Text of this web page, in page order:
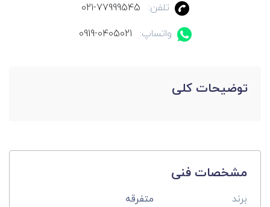
تلفن:
021-77999545
واتساپ:
0919-0405021
توضیحات کلی
مشخصات فنی
برند متفرقه